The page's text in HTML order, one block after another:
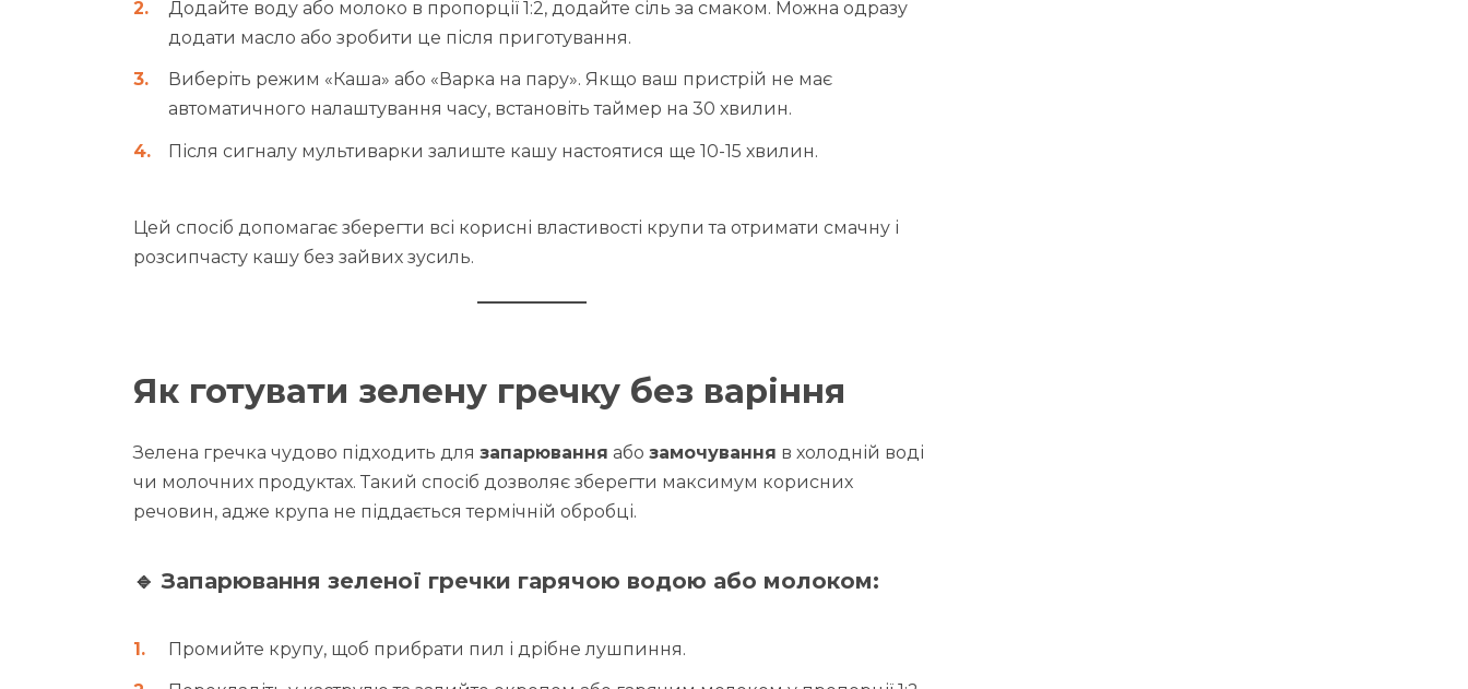
Додайте воду або молоко в пропорції 1:2, додайте сіль за смаком. Можна одразу
додати масло або зробити це після приготування.
Виберіть режим «Каша» або «Варка на пару». Якщо ваш пристрій не має
автоматичного налаштування часу, встановіть таймер на 30 хвилин.
Після сигналу мультиварки залиште кашу настоятися ще 10-15 хвилин.
Цей спосіб допомагає зберегти всі корисні властивості крупи та отримати смачну і
розсипчасту кашу без зайвих зусиль.
Як готувати зелену гречку без варіння
Зелена гречка чудово підходить для запарювання або замочування в холодній воді
чи молочних продуктах. Такий спосіб дозволяє зберегти максимум корисних
речовин, адже крупа не піддається термічній обробці.
🔹Запарювання зеленої гречки гарячою водою або молоком:
Промийте крупу, щоб прибрати пил і дрібне лушпиння.